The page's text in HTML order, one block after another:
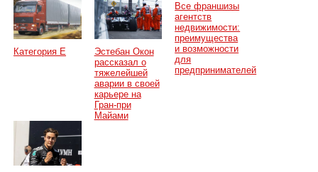
Категория Е
Эстебан Окон
рассказал о
тяжелейшей
аварии в своей
карьере на
Гран-при
Майами
Все франшизы
агентств
недвижимости:
преимущества
и возможности
для
предпринимателей